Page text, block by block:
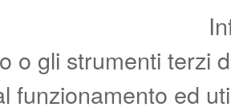
o gli strumenti terzi
funzionamento ed